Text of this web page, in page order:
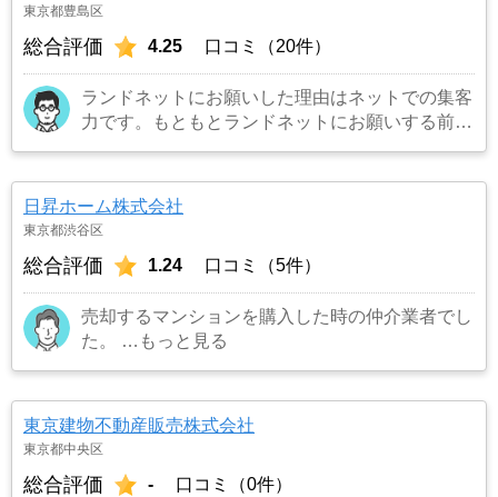
東京都豊島区
総合評価 4.25 口コミ（20件）
ランドネットにお願いした理由はネットでの集客
力です。もともとランドネットにお願いする前は
場がないことで地元の不動産屋では取り扱っても
らえませんでした。そこでそれまでに取引があ
した。
…もっと見る
日昇ホーム株式会社
東京都渋谷区
総合評価 1.24 口コミ（5件）
売却するマンションを購入した時の仲介業者でし
た。
…もっと見る
東京建物不動産販売株式会社
東京都中央区
総合評価 - 口コミ（0件）